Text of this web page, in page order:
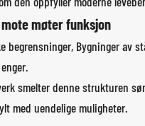
møter funksjon
begrensninger, Bygninger av
smelter denne strukturen
med uendelige muligheter.